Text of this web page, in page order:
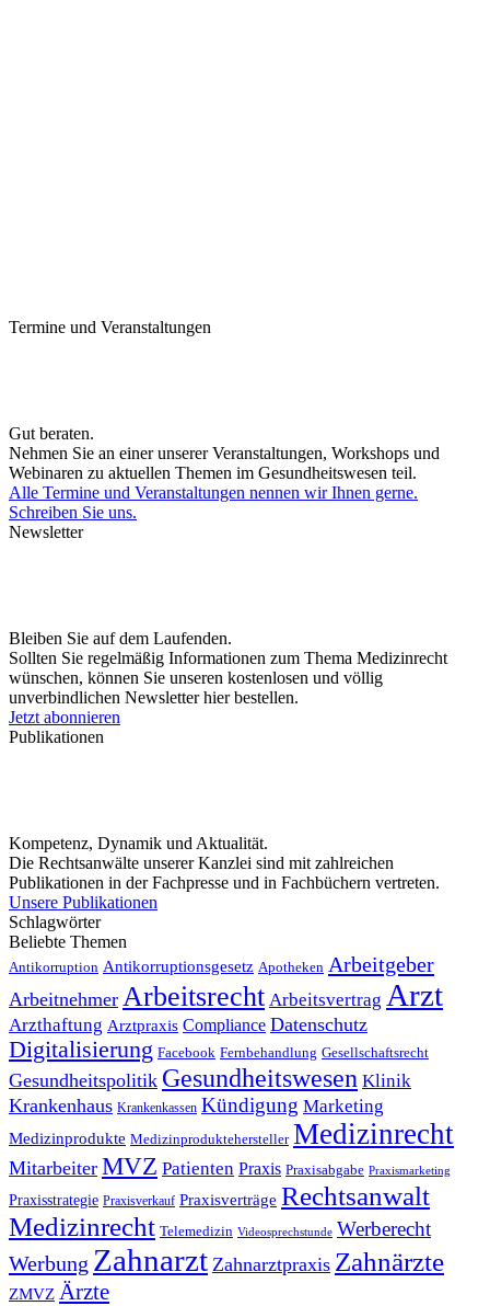
Termine und Veranstaltungen
Gut beraten.
Nehmen Sie an einer unserer Veranstaltungen, Workshops und
Webinaren zu aktuellen Themen im Gesundheitswesen teil.
Alle Termine und Veranstaltungen nennen wir Ihnen gerne.
Schreiben Sie uns.
Newsletter
Bleiben Sie auf dem Laufenden.
Sollten Sie regelmäßig Informationen zum Thema Medizinrecht
wünschen, können Sie unseren kostenlosen und völlig
unverbindlichen Newsletter hier bestellen.
Jetzt abonnieren
Publikationen
Kompetenz, Dynamik und Aktualität.
Die Rechtsanwälte unserer Kanzlei sind mit zahlreichen
Publikationen in der Fachpresse und in Fachbüchern vertreten.
Unsere Publikationen
Schlagwörter
Beliebte Themen
Antikorruption Antikorruptionsgesetz Apotheken Arbeitgeber
Arbeitnehmer Arbeitsrecht Arbeitsvertrag Arzt
Arzthaftung Arztpraxis Compliance Datenschutz
Digitalisierung Facebook Fernbehandlung Gesellschaftsrecht
Gesundheitspolitik Gesundheitswesen Klinik
Krankenhaus Krankenkassen Kündigung Marketing
Medizinprodukte Medizinproduktehersteller Medizinrecht
Mitarbeiter MVZ Patienten Praxis Praxisabgabe Praxismarketing
Praxisstrategie Praxisverkauf Praxisverträge Rechtsanwalt
Medizinrecht Telemedizin Videosprechstunde Werberecht
Werbung Zahnarzt Zahnarztpraxis Zahnärzte
ZMVZ Ärzte